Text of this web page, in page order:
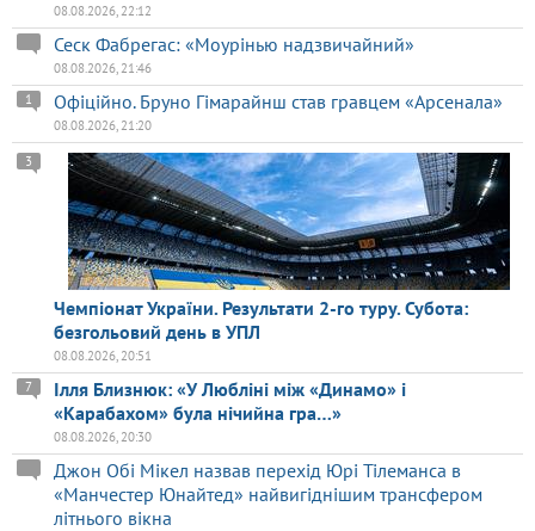
08.08.2026, 22:12
Сеск Фабрегас: «Моурінью надзвичайний»
08.08.2026, 21:46
Офіційно. Бруно Гімарайнш став гравцем «Арсенала»
1
08.08.2026, 21:20
Чемпіонат України. Результати 2-го туру. Субота:
безгольовий день в УПЛ
3
08.08.2026, 20:51
Ілля Близнюк: «У Любліні між «Динамо» і
«Карабахом» була нічийна гра…»
7
08.08.2026, 20:30
Джон Обі Мікел назвав перехід Юрі Тілеманса в
«Манчестер Юнайтед» найвигіднішим трансфером
літнього вікна